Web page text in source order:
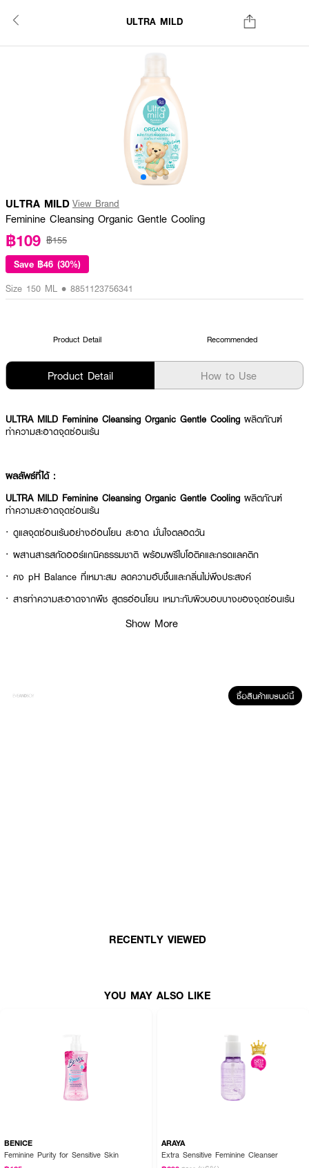
ULTRA MILD
ULTRA MILD View Brand
Feminine Cleansing Organic Gentle Cooling
฿109 ฿155
Save ฿46 (30%)
Size 150 ML • 8851123756341
Product Detail Recommended
Product Detail How to Use
ULTRA MILD Feminine Cleansing Organic Gentle Cooling ผลิตภัณฑ์
ทำความสะอาดจุดซ่อนเร้น
ผลลัพธ์ที่ได้ :
ULTRA MILD Feminine Cleansing Organic Gentle Cooling ผลิตภัณฑ์
ทำความสะอาดจุดซ่อนเร้น
· ดูแลจุดซ่อนเร้นอย่างอ่อนโยน สะอาด มั่นใจตลอดวัน
· ผสานสารสกัดออร์แกนิคธรรมชาติ พร้อมพรีไบโอติคและกรดแลคติก
· คง pH Balance ที่เหมาะสม ลดความอับชื้นและกลิ่นไม่พึงประสงค์
· สารทำความสะอาดจากพืช สูตรอ่อนโยน เหมาะกับผิวบอบบางของจุดซ่อนเร้น
· FDA Registration No. : 10-1-6800031613
ใช้ล้างทำความสะอาดบริวณภายนอกของจุดซ่อนเร้นเป็นประจำ แล้วล้างออก ด้วย
น้ำจนสะอาด
Show More
ซื้อสินค้าแบรนด์นี้
RECENTLY VIEWED
YOU MAY ALSO LIKE
BENICE
Feminine Purity for Sensitive Skin
ARAYA
Extra Sensitive Feminine Cleanser